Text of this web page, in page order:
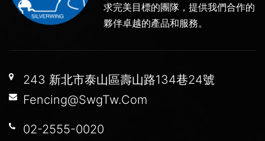
求完美目標的團隊，提供我們合作的
夥伴卓越的產品和服務。
243 新北市泰山區壽山路134巷24號
Fencing@SwgTw.Com
02-2555-0020